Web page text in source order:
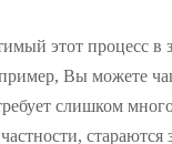
этот процесс в
Вы можете
слишком
стараются